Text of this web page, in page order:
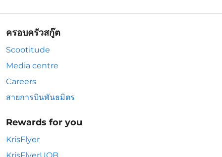
ครอบครัวสกู๊ต
Scootitude
Media centre
Careers
สายการบินพันธมิตร
Rewards for you
KrisFlyer